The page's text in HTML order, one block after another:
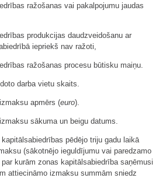
ražošanas vai pakalpojumu jaudas
produkcijas daudzveidošanu ar
iepriekš nav ražoti,
ražošanas procesu būtisku maiņu.
darba vietu skaits.
apmērs (euro).
sākuma un beigu datums.
pēdējo triju gadu laikā
(sākotnējo ieguldījumu vai paredzamo
kurām zonas kapitālsabiedrība saņēmusi
attiecināmo izmaksu summām sniedz